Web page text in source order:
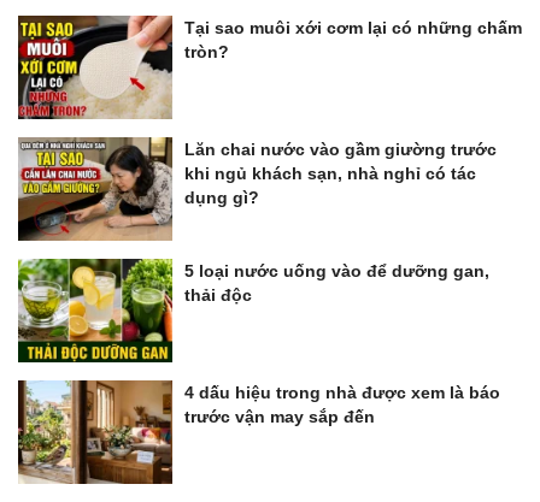
Tại sao muôi xới cơm lại có những chấm
tròn?
Lăn chai nước vào gầm giường trước
khi ngủ khách sạn, nhà nghỉ có tác
dụng gì?
5 loại nước uống vào để dưỡng gan,
thải độc
4 dấu hiệu trong nhà được xem là báo
trước vận may sắp đến